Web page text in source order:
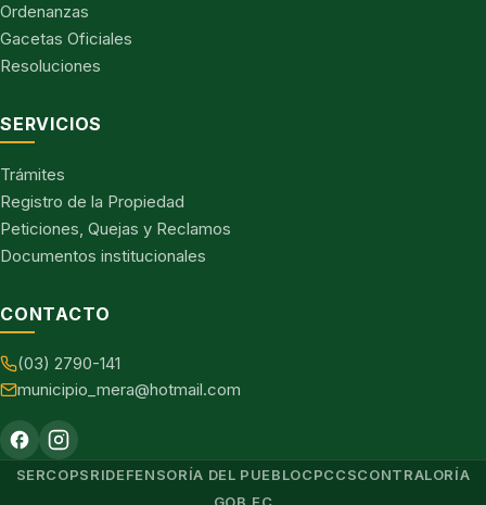
Ordenanzas
Gacetas Oficiales
Resoluciones
SERVICIOS
Trámites
Registro de la Propiedad
Peticiones, Quejas y Reclamos
Documentos institucionales
CONTACTO
(03) 2790-141
municipio_mera@hotmail.com
SERCOPSRIDEFENSORÍA DEL PUEBLOCPCCSCONTRALORÍA